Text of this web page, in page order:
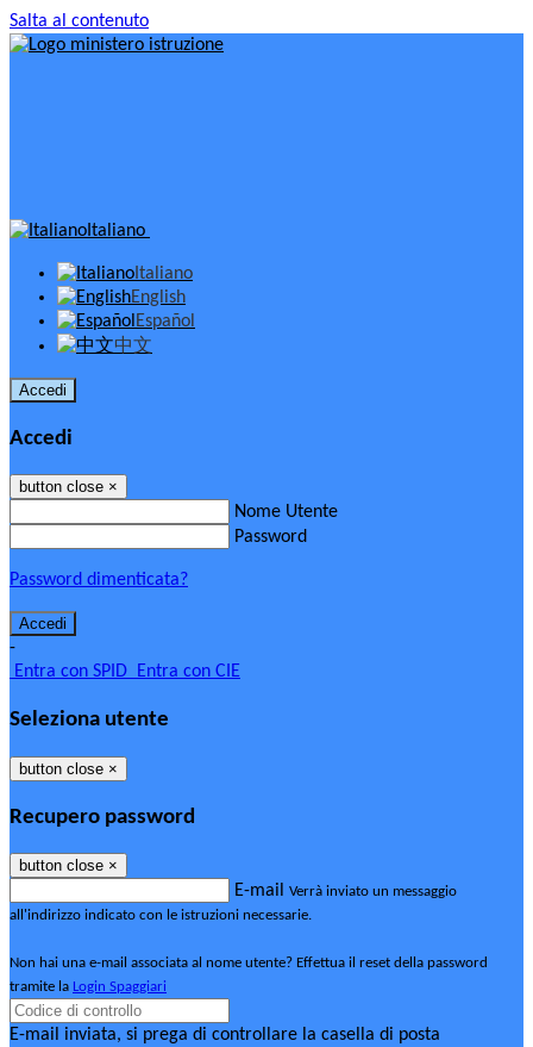
Salta al contenuto
Italiano
Italiano
English
Español
中文
Accedi
Accedi
button close ×
Nome Utente
Password
Password dimenticata?
-
Entra con SPID Entra con CIE
Seleziona utente
button close ×
Recupero password
button close ×
E-mail Verrà inviato un messaggio
all'indirizzo indicato con le istruzioni necessarie.
Non hai una e-mail associata al nome utente? Effettua il reset della password
tramite la Login Spaggiari
E-mail inviata, si prega di controllare la casella di posta